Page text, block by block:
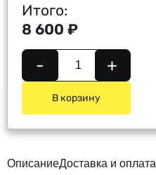
Итого:
8 600 ₽
- +
В корзину
ОписаниеДоставка и оплата